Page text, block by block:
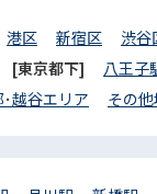
港区 新宿区 渋谷
[東京都下] 八王子
越谷エリア その